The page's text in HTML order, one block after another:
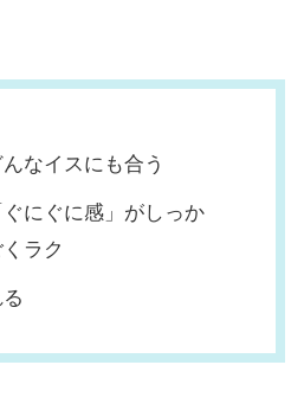
なイスにも合う
にぐに感」がしっか
ラク